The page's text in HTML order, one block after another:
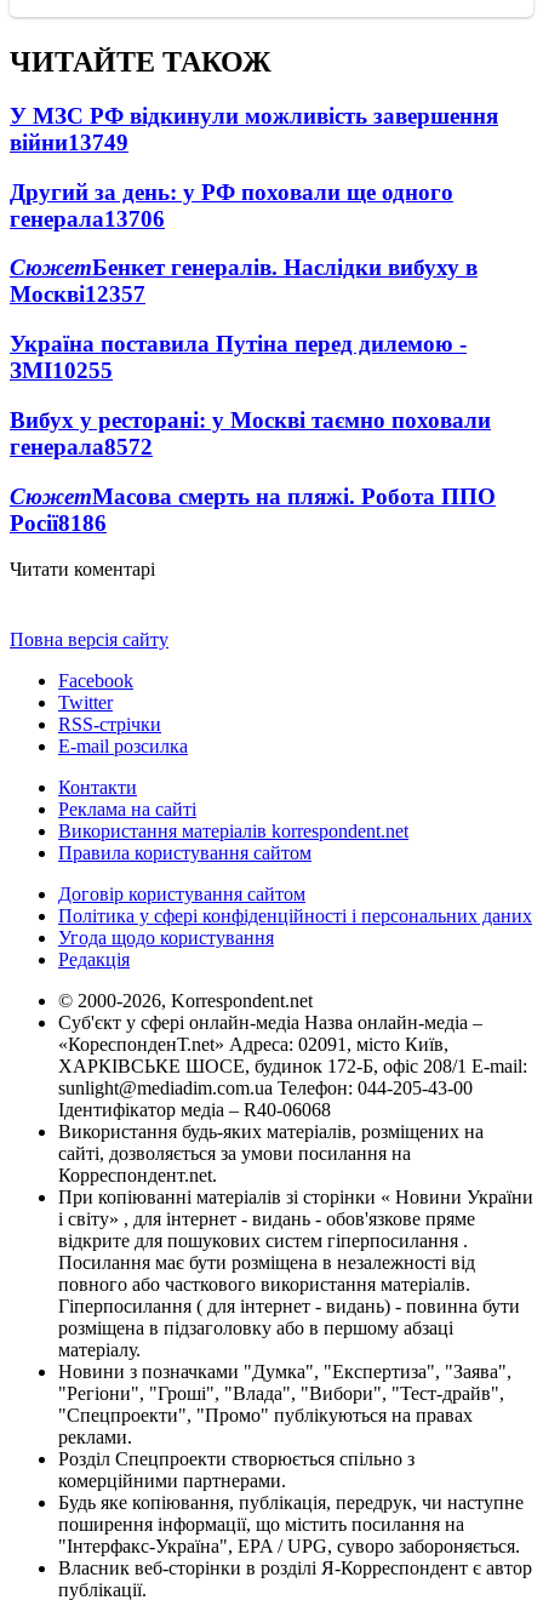
ЧИТАЙТЕ ТАКОЖ
У МЗС РФ відкинули можливість завершення
війни13749
Другий за день: у РФ поховали ще одного
генерала13706
СюжетБенкет генералів. Наслідки вибуху в
Москві12357
Україна поставила Путіна перед дилемою -
ЗМІ10255
Вибух у ресторані: у Москві таємно поховали
генерала8572
СюжетМасова смерть на пляжі. Робота ППО
Росії8186
Читати коментарі
Повна версія сайту
Facebook
Twitter
RSS-стрічки
E-mail розсилка
Контакти
Реклама на сайті
Використання матеріалів korrespondent.net
Правила користування сайтом
Договір користування сайтом
Політика у сфері конфіденційності і персональних даних
Угода щодо користування
Редакція
© 2000-2026, Korrespondent.net
Суб'єкт у сфері онлайн-медіа Назва онлайн-медіа –
«КореспонденТ.net» Адреса: 02091, місто Київ,
ХАРКІВСЬКЕ ШОСЕ, будинок 172-Б, офіс 208/1 E-mail:
sunlight@mediadim.com.ua Телефон: 044-205-43-00
Ідентифікатор медіа – R40-06068
Використання будь-яких матеріалів, розміщених на
сайті, дозволяється за умови посилання на
Корреспондент.net.
При копіюванні матеріалів зі сторінки « Новини України
і світу» , для інтернет - видань - обов'язкове пряме
відкрите для пошукових систем гіперпосилання .
Посилання має бути розміщена в незалежності від
повного або часткового використання матеріалів.
Гіперпосилання ( для інтернет - видань) - повинна бути
розміщена в підзаголовку або в першому абзаці
матеріалу.
Новини з позначками "Думка", "Експертиза", "Заява",
"Регіони", "Гроші", "Влада", "Вибори", "Тест-драйв",
"Спецпроекти", "Промо" публікуються на правах
реклами.
Розділ Спецпроекти створюється спільно з
комерційними партнерами.
Будь яке копіювання, публікація, передрук, чи наступне
поширення інформації, що містить посилання на
"Інтерфакс-Україна", EPA / UPG, суворо забороняється.
Власник веб-сторінки в розділі Я-Корреспондент є автор
публікації.